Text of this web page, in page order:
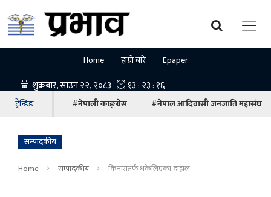
Home हाम्रो बारे Epaper
ट्रेन्डिङ #नेपाली काङ्ग्रेस #नेपाल आदिवासी जनजाति महासंघ
सम्पादकीय
Home सम्पादकीय किनारातर्फ धकेलिएका दाहाल